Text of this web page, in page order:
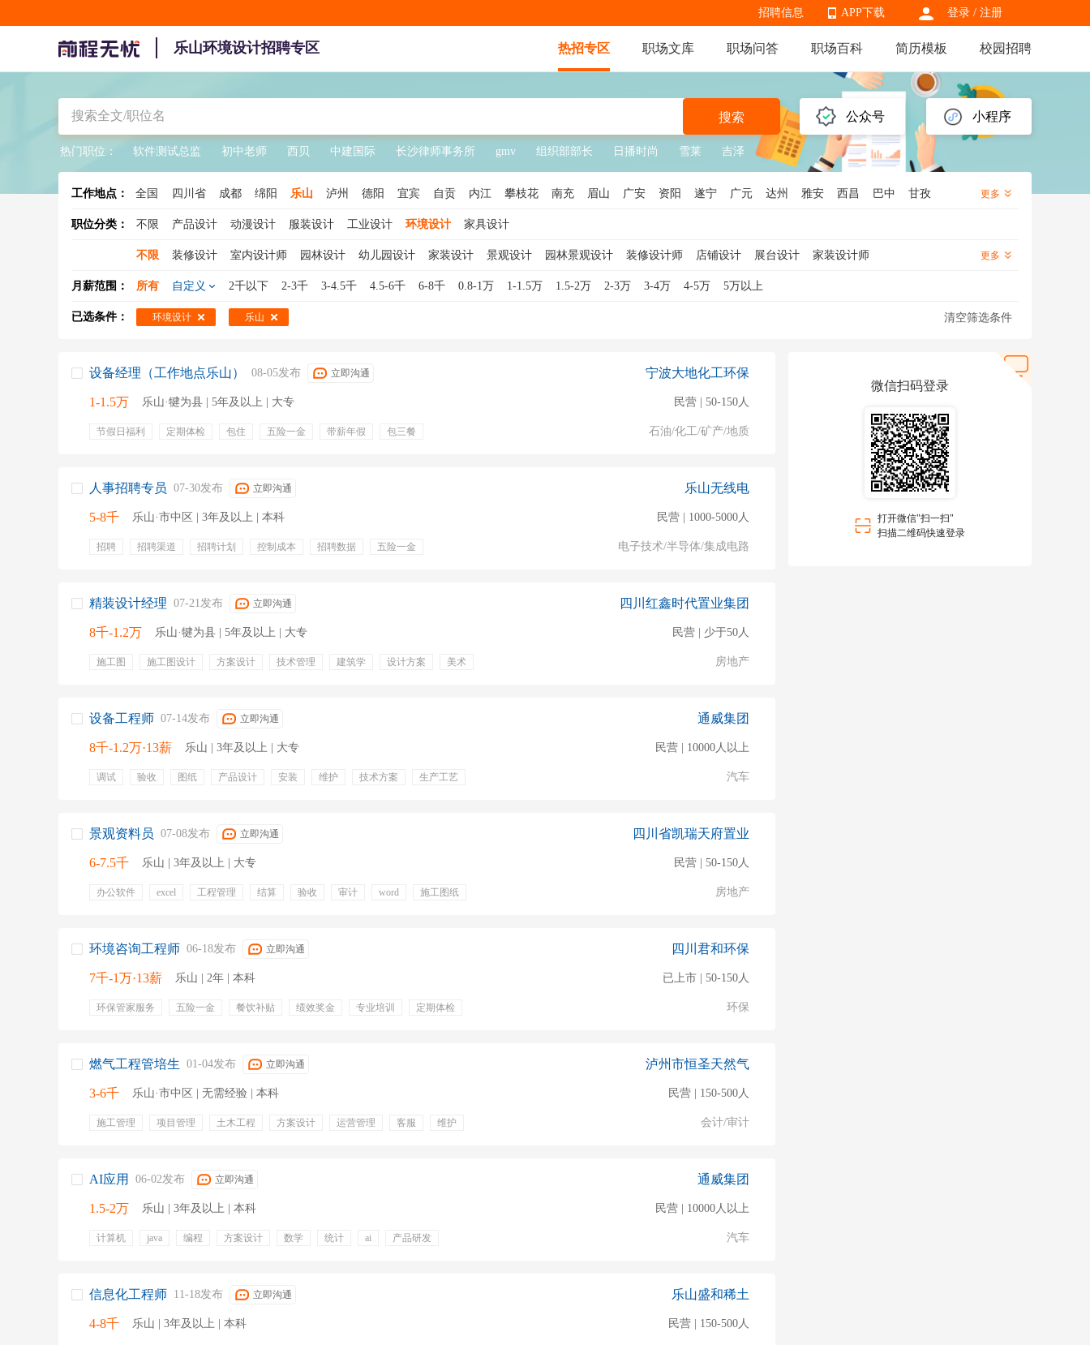
登录 / 注册
APP下载
APP下载
招聘信息
乐山环境设计招聘专区 热招专区 职场文库 职场问答 职场百科 简历模板 校园招聘
公众号 小程序
搜索
热门职位： 软件测试总监 初中老师 西贝 中建国际 长沙律师事务所 gmv 组织部部长 日播时尚 雪莱 吉泽
工作地点： 全国 四川省 成都 绵阳 乐山 泸州 德阳 宜宾 自贡 内江 攀枝花 南充 眉山 广安 资阳 遂宁 广元 达州 雅安 西昌 巴中
甘孜
阿坝
凉山
更多
职位分类： 不限 产品设计 动漫设计 服装设计 工业设计 环境设计 家具设计
不限 装修设计 室内设计师 园林设计 幼儿园设计 家装设计 景观设计 园林景观设计 装修设计师 店铺设计 展台设计
家装设计师
展示设计
软装设计师 室内装潢设计 展览设计 舞美设计 景观设计师 CAD设计 景观规划设计 橱窗设计 会展设计
更多
月薪范围： 所有 自定义 2千以下 2-3千 3-4.5千 4.5-6千 6-8千 0.8-1万 1-1.5万 1.5-2万 2-3万 3-4万 4-5万 5万以上
已选条件： 环境设计 乐山 清空筛选条件
设备经理（工作地点乐山） 08-05发布 立即沟通
1-1.5万 乐山·犍为县 | 5年及以上 | 大专
节假日福利 定期体检 包住 五险一金 带薪年假 包三餐
宁波大地化工环保
民营 | 50-150人
石油/化工/矿产/地质
人事招聘专员 07-30发布 立即沟通
5-8千 乐山·市中区 | 3年及以上 | 本科
招聘 招聘渠道 招聘计划 控制成本 招聘数据
五险一金
乐山无线电
民营 | 1000-5000人
电子技术/半导体/集成电路
精装设计经理 07-21发布 立即沟通
8千-1.2万 乐山·犍为县 | 5年及以上 | 大专
施工图 施工图设计 方案设计 技术管理 建筑学 设计方案
美术
四川红鑫时代置业集团
民营 | 少于50人
房地产
设备工程师 07-14发布 立即沟通
8千-1.2万·13薪 乐山 | 3年及以上 | 大专
调试 验收 图纸 产品设计 安装 维护 技术方案
生产工艺
有餐补
出差补贴
通威集团
民营 | 10000人以上
汽车
景观资料员 07-08发布 立即沟通
6-7.5千 乐山 | 3年及以上 | 大专
办公软件 excel 工程管理 结算 验收 审计 word
施工图纸
四川省凯瑞天府置业
民营 | 50-150人
房地产
环境咨询工程师 06-18发布 立即沟通
7千-1万·13薪 乐山 | 2年 | 本科
环保管家服务 五险一金 餐饮补贴 绩效奖金 专业培训
定期体检
四川君和环保
已上市 | 50-150人
环保
燃气工程管培生 01-04发布 立即沟通
3-6千 乐山·市中区 | 无需经验 | 本科
施工管理 项目管理 土木工程 方案设计 运营管理 客服
维护
泸州市恒圣天然气
民营 | 150-500人
会计/审计
AI应用 06-02发布 立即沟通
1.5-2万 乐山 | 3年及以上 | 本科
计算机 java 编程 方案设计 数学 统计 ai
产品研发
免费班车
带薪病假 专业培训
通威集团
民营 | 10000人以上
汽车
信息化工程师 11-18发布 立即沟通
4-8千 乐山 | 3年及以上 | 本科
乐山盛和稀土
民营 | 150-500人
微信扫码登录
打开微信"扫一扫"
扫描二维码快速登录